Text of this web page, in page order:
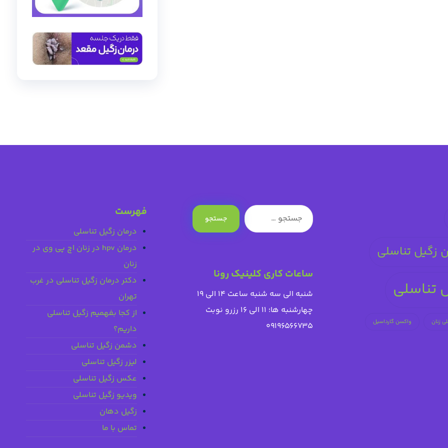
زگیل تناسلی
تناسلی
زنان واکسن گارداسیل
ساعات کاری کلینیک رونا
شنبه الی سه شنبه ساعت ۱۴ الی ۱۹
چهارشنبه ها؛ ۱۱ الی ۱۶
رزرو نوبت
۰۹۱۹۶۵۶۶۷۳۵
فهرست
درمان زگیل تناسلی
درمان hpv در زنان اچ پی وی در
زنان
دکتر درمان زگیل تناسلی در غرب
تهران
از کجا بفهمیم زگیل تناسلی
داریم؟
دشمن زگیل تناسلی
لیزر زگیل تناسلی
عکس زگیل تناسلی
ویدیو زگیل تناسلی
زگیل دهان
تماس با ما